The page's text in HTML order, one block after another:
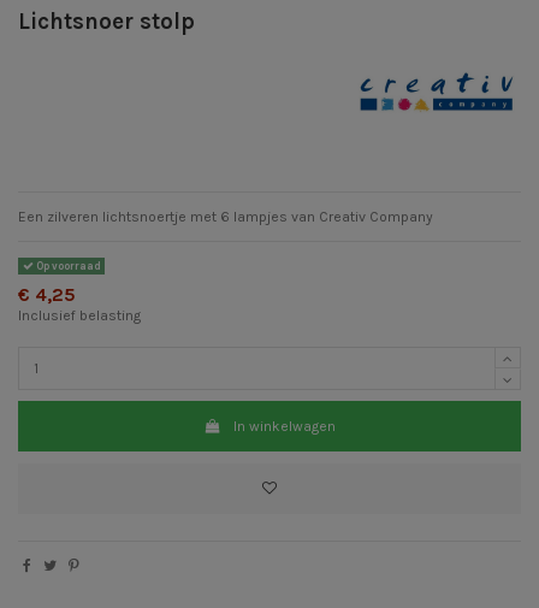
Lichtsnoer stolp
Een zilveren lichtsnoertje met 6 lampjes van Creativ Company
Op voorraad
€ 4,25
Inclusief belasting
In winkelwagen